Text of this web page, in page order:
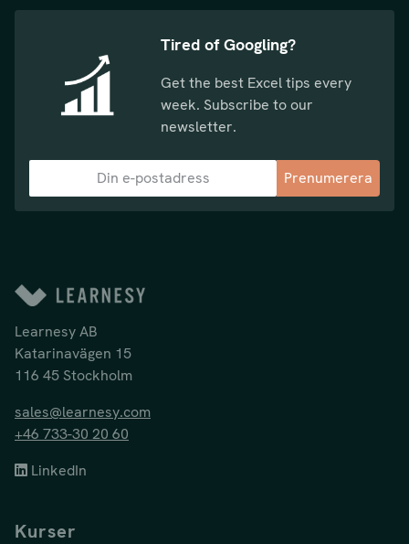
Tired of Googling?
Get the best Excel tips every
week. Subscribe to our
newsletter.
Prenumerera
Learnesy AB
Katarinavägen 15
116 45 Stockholm
sales@learnesy.com
+46 733-30 20 60
LinkedIn
Kurser